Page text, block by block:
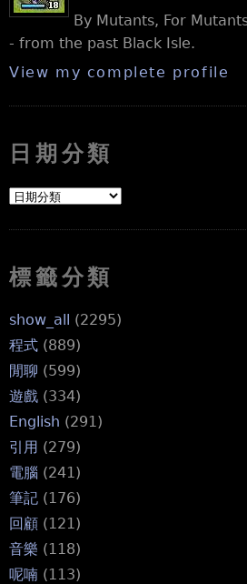
By Mutants, For
- from the past Black Isle.
View my complete profile
日期分類
標籤分類
show_all (2295)
程式 (889)
閒聊 (599)
遊戲 (334)
English (291)
引用 (279)
電腦 (241)
筆記 (176)
回顧 (121)
音樂 (118)
呢喃 (113)